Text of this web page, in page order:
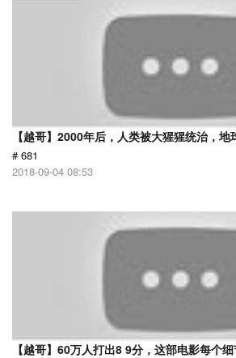
【越哥】2000年后，人类被大猩猩统治，地
# 681
2018-09-04 08:53
【越哥】60万人打出8 9分，这部电影每个